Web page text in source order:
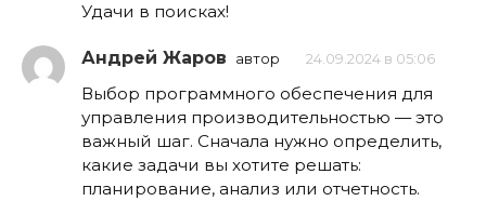
Удачи в поисках!
Андрей Жаров автор 24.09.2024 в 05:06
Выбор программного обеспечения для
управления производительностью — это
важный шаг. Сначала нужно определить,
какие задачи вы хотите решать:
планирование, анализ или отчетность.